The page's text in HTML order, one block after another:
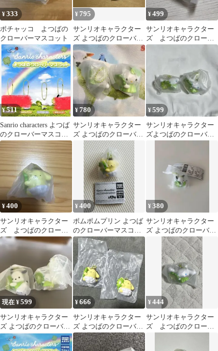
¥333
ポチャッコ よつばの
クローバーマスコット
¥ 795
サンリオキャラクター
ズ よつばのクローバー
マスコット 2種セット
¥499
サンリオキャラクター
ズ よつばのクローバ
ーマスコット
¥511
Sanrio characters よつば
のクローバーマスコッ
ト
¥780
サンリオキャラクター
ズ よつばのクローバー
マスコット キティ
シナモロール
¥599
サンリオキャラクター
ズよつばのクローバー
¥400
サンリオキャラクター
ズ よつばのクローバ
ーマスコット ポムポ
ムプリン
¥400
ポムポムプリン よつば
のクローバーマスコッ
ト ガチャ
¥380
サンリオキャラクター
ズ よつばのクローバー
マスコット ポチャッコ
現在 ¥599
サンリオキャラクター
ズ よつばのクローバー
マスコット
¥666
サンリオキャラクター
ズ よつばのクローバー
マスコット
¥444
サンリオキャラクター
ズ よつばのクローバ